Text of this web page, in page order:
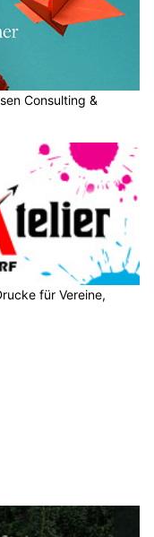
Consulting &
für Vereine,